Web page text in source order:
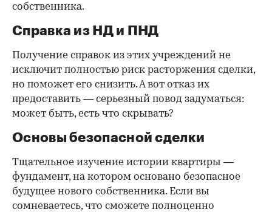
собственника.
Справка из НД и ПНД
Получение справок из этих учреждений не
исключит полностью риск расторжения сделки,
но поможет его снизить. А вот отказ их
предоставить — серьезный повод задуматься:
может быть, есть что скрывать?
Основы безопасной сделки
Тщательное изучение истории квартиры —
фундамент, на котором основано безопасное
будущее нового собственника. Если вы
сомневаетесь, что сможете полноценно